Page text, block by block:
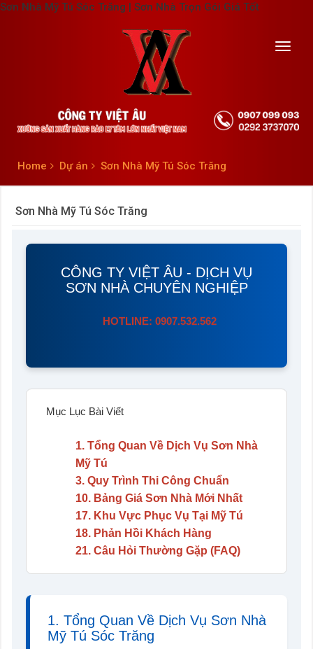
Sơn Nhà Mỹ Tú Sóc Trăng | Sơn Nhà Trọn Gói Giá Tốt
Home Dự án Sơn Nhà Mỹ Tú Sóc Trăng
Sơn Nhà Mỹ Tú Sóc Trăng
CÔNG TY VIỆT ÂU - DỊCH VỤ
SƠN NHÀ CHUYÊN NGHIỆP
HOTLINE: 0907.532.562
Mục Lục Bài Viết
1. Tổng Quan Về Dịch Vụ Sơn Nhà
Mỹ Tú
3. Quy Trình Thi Công Chuẩn
10. Bảng Giá Sơn Nhà Mới Nhất
17. Khu Vực Phục Vụ Tại Mỹ Tú
18. Phản Hồi Khách Hàng
21. Câu Hỏi Thường Gặp (FAQ)
1. Tổng Quan Về Dịch Vụ Sơn Nhà
Mỹ Tú Sóc Trăng